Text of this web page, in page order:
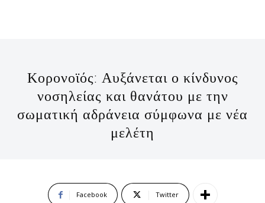
Κορονοϊός: Αυξάνεται ο κίνδυνος
νοσηλείας και θανάτου με την
σωματική αδράνεια σύμφωνα με νέα
μελέτη
Facebook Twitter